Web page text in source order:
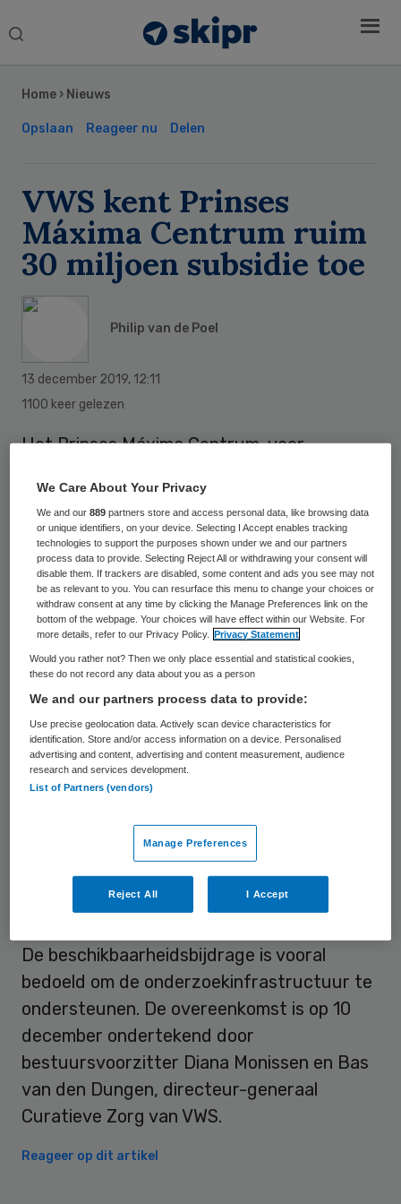
Search
Home › Nieuws
Opslaan Reageer nu Delen
VWS kent Prinses
Máxima Centrum ruim
30 miljoen subsidie toe
Philip van de Poel
13 december 2019, 12:11
1100 keer gelezen
Het Prinses Máxima Centrum voor
drie rekenen op een de
Beschikbaarheidsbijdrage Academische
Zorg (BBAZ). In totaal gaat het om een
bedrag van 33 miljoen euro.
Voor 2020 gaat het om een bedrag van 10
miljoen euro, voor 2021en 2022 om
respectievelijk 11 euro miljoen en 12 miljoen
euro. Naast het Máxima ontvangen de
UMC’s en het NKI/AvL jaarlijks een
dergelijke bijdrage van het ministerie. Het
landelijke centrum voor kinderoncologie een
bevestiging van de academische positie
het Máxima in het Nederlandse
zorglandschap
De beschikbaarheidsbijdrage is vooral
bedoeld om de onderzoekinfrastructuur te
ondersteunen. De overeenkomst is op 10
december ondertekend door
bestuursvoorzitter Diana Monissen en Bas
van den Dungen, directeur-generaal
Curatieve Zorg van VWS.
Reageer op dit artikel
Sidebar
We Care About Your Privacy
We and our889 partners store and access personal data, like browsing data
or unique identifiers, on your device. Selecting I Accept enables tracking
technologies to support the purposes shown under we and our partners
process data to provide. Selecting Reject All or withdrawing your consent will
disable them. If trackers are disabled, some content and ads you see may not
be as relevant to you. You can resurface this menu to change your choices or
withdraw consent at any time by clicking the Manage Preferences link on the
bottom of the webpage. Your choices will have effect within our Website. For
more details, refer to our Privacy Policy.
Privacy Statement
Would you rather not? Then we only place essential and statistical cookies,
these do not record any data about you as a person
We and our partners process data to provide:
Use precise geolocation data. Actively scan device characteristics for
identification. Store and/or access information on a device. Personalised
advertising and content, advertising and content measurement, audience
research and services development.
List of Partners (vendors)
Manage Preferences
Reject All I Accept